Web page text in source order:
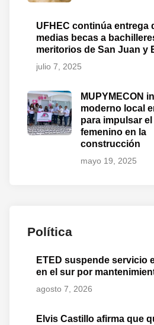
UFHEC continúa entrega
medias becas a
meritorios de San Juan y
julio 7, 2025
MUPYMECON
moderno local
para impulsar
femenino en la
construcción
mayo 19, 2025
Política
ETED suspende servicio
en el sur por
agosto 7, 2026
Elvis Castillo afirma que